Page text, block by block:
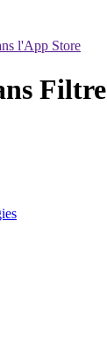
l'App Store
Filtre